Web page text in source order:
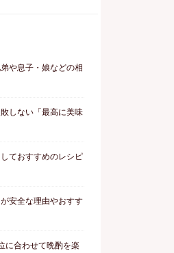
や息子・娘などの相
しない「最高に美味
ておすすめのレシピ
安全な理由やおすす
に合わせて晩酌を楽